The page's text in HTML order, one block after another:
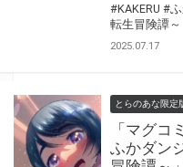
#KAKERU #
転生冒険譚～
2025.07.17
とらのあな限定
「マグ
ふかダン